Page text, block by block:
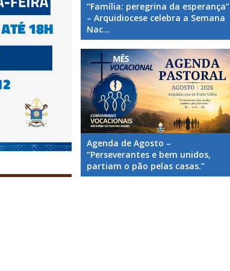
“Família: peregrina da esperança”
– Arquidiocese celebra a Semana
Nac...
Agenda de Agosto –
“Perseverantes e bem unidos,
partiam o pão pelas casas.”